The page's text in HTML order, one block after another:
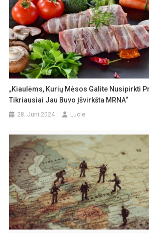
„Kiaulėms, Kurių Mėsos Galite Nusipirkti
Tikriausiai Jau Buvo Įšvirkšta MRNA“
28. Juni 2024 Lucie